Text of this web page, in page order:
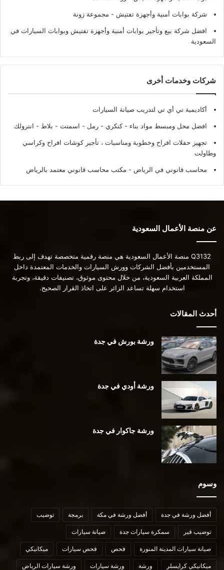
شركة بوابات أمنية وأجهزة تفتيش - مجموعة زونة
افضل شركة بيع وتأجير بوابات أمنية وأجهزة تفتيش وبوابات السيارات في
السعودية
شركات وخدمات أخرى
أكاديمية تي أي تي لتدريب صيانة السيارات
افضل محل ومبسط مواد بناء - كنكري - رمل - اسمنت - بلاط - انترولك
تجهيز حفلات افراح وخطوبة ومناسبات ، تأجير كوشات افراح وكراسي
وطاولت
محاسب قانوني في الرياض - مكتب محاسب قانوني معتمد بالرياض
عن منصة الأعمال السعودية
Q3132 منصة الأعمال السعودية هي منصة رقمية متخصصة تهدف إلى ربط
المستخدمين بأفضل الشركات وورش السيارات والخدمات المعتمدة داخل
المملكة العربية السعودية، من خلال محتوى موثوق، تصنيفات دقيقة، وتجربة
استخدام سهلة تساعد الزائر على اتخاذ القرار الصحيح.
أحدث المقالات
ورشة بورش في جدة
ورشة أودي في جدة
ورشة جاكوار في جدة
وسوم
أفضل ورشة في جدة أفضل ورشة في مكة برمجة توضيب
توضيب قير سمكرة سيارات جدة صيانة سيارات
صيانة سيارات المدينة المنورة فحص فحص سيارات ميكانيكي
ميكانيكي كرايسلر ورشة ورشة سيارات ورشة سيارات الرياض